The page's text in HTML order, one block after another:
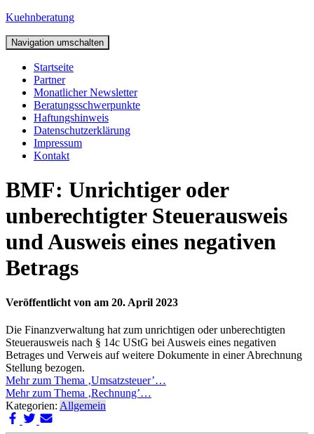
Kuehnberatung
Navigation umschalten
Startseite
Partner
Monatlicher Newsletter
Beratungsschwerpunkte
Haftungshinweis
Datenschutzerklärung
Impressum
Kontakt
BMF: Unrichtiger oder
unberechtigter Steuerausweis
und Ausweis eines negativen
Betrags
Veröffentlicht von am 20. April 2023
Die Finanzverwaltung hat zum unrichtigen oder unberechtigten
Steuerausweis nach § 14c UStG bei Ausweis eines negativen
Betrages und Verweis auf weitere Dokumente in einer Abrechnung
Stellung bezogen.
Mehr zum Thema ‚Umsatzsteuer’…
Mehr zum Thema ‚Rechnung’…
Kategorien: Allgemein